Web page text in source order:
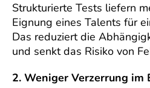
Strukturierte Tests liefern
Eignung eines Talents für
Das reduziert die
und senkt das Risiko von
2. Weniger Verzerrung im